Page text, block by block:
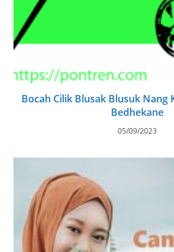
Bocah Cilik Blusak Blusuk Nang
Bedhekane
05/09/2023